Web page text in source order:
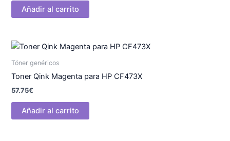
Añadir al carrito
Tóner genéricos
Toner Qink Magenta para HP CF473X
57.75€
Añadir al carrito